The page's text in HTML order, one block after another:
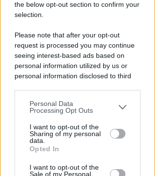
the below opt-out section to confirm your
selection.
Please note that after your opt-out
request is processed you may continue
seeing interest-based ads based on
personal information utilized by us or
personal information disclosed to third
You may separately opt-out of the further
disclosure of your personal information
by third parties on the IAB’s list of
downstream participants.
by us to third parties on the IAB’s List of
Personal Data
Processing Opt Outs
I want to opt-out of the
Sharing of my personal
data.
Opted In
I want to opt-out of the
Sale of my Personal
NO A PISCINE E TERRAZZE
Piano Arenile. Renzi (FdI):
Redazione